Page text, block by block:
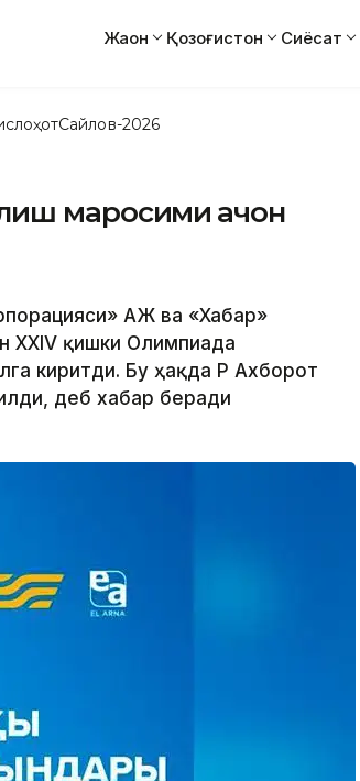
Жаҳон Қозоғистон Сиёсат
Сайлов-2026
маросими қачон
АЖ ва «Хабар»
XXIV қишки Олимпиада
киритди. Бу ҳақда ҚР Ахборот
деб хабар беради